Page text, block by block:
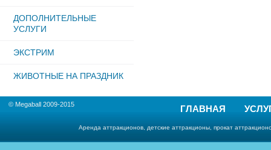
ДОПОЛНИТЕЛЬНЫЕ
УСЛУГИ
ЭКСТРИМ
ЖИВОТНЫЕ НА ПРАЗДНИК
© Megaball 2009-2015 ГЛАВНАЯ
Аренда аттракционов, детские аттракционы, прокат